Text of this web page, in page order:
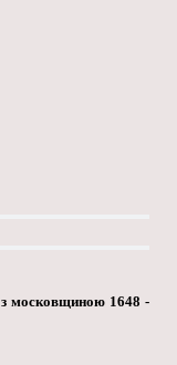
з московщиною 1648 -